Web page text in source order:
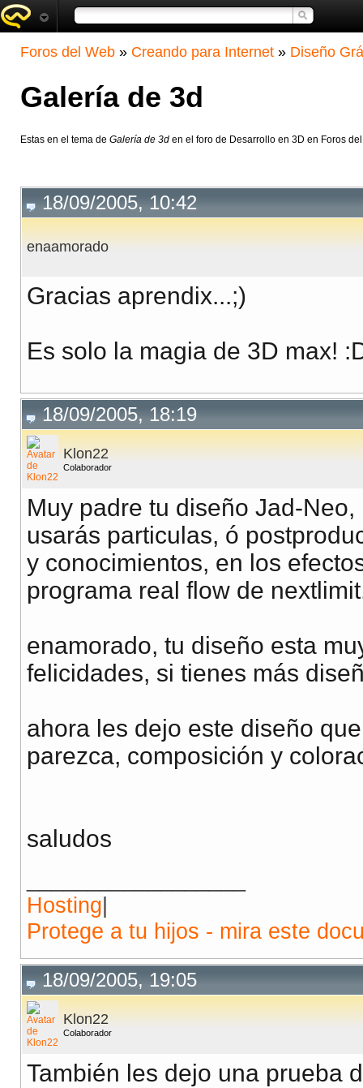
Foros del Web » Creando para Internet » Diseño
Galería de 3d
Estas en el tema de Galería de 3d en el foro de Desarrollo en 3D en Foros
18/09/2005, 10:42
enaamorado
Gracias aprendix...;)
Es solo la magia de 3D max!
18/09/2005, 18:19
Klon22
Colaborador
Muy padre tu diseño Jad-
usarás particulas, ó
y conocimientos, en los
programa real flow de
enamorado, tu diseño esta
felicidades, si tienes más
ahora les dejo este diseño
parezca, composición y
saludos
Hosting|
Protege a tu hijos - mira este
18/09/2005, 19:05
Klon22
Colaborador
También les dejo una prueba